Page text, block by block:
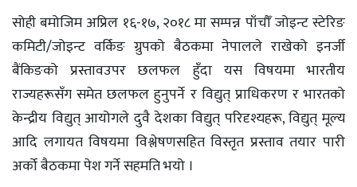
सोही बमोजिम अप्रिल १६-१७, २०१८ मा सम्पन्न पाँचौँ जोइन्ट स्टेरिङ
कमिटी/जोइन्ट वर्किङ ग्रुपको बैठकमा नेपालले राखेको इनर्जी
बैंकिङको प्रस्तावउपर छलफल हुँदा यस विषयमा भारतीय
राज्यहरूसँग समेत छलफल हुनुपर्ने र विद्युत् प्राधिकरण र भारतको
केन्द्रीय विद्युत् आयोगले दुवै देशका विद्युत् परिदृश्यहरू, विद्युत् मूल्य
आदि लगायत विषयमा विश्लेषणसहित विस्तृत प्रस्ताव तयार पारी
अर्को बैठकमा पेश गर्ने सहमति भयो ।